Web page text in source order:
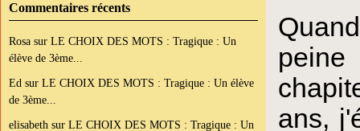
Commentaires récents
Rosa sur LE CHOIX DES MOTS : Tragique : Un
élève de 3ème...
Ed sur LE CHOIX DES MOTS : Tragique : Un élève
de 3ème...
elisabeth sur LE CHOIX DES MOTS : Tragique : Un
ans,